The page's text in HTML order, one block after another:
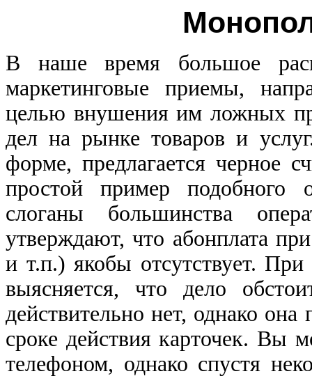
В наше время большое
маркетинговые приемы,
целью внушения им ложных
дел на рынке товаров и
форме, предлагается черное
простой пример подобного
слоганы большинства
утверждают, что абонплата
и т.п.) якобы отсутствует.
выясняется, что дело
действительно нет, однако она
сроке действия карточек. Вы
телефоном, однако спустя